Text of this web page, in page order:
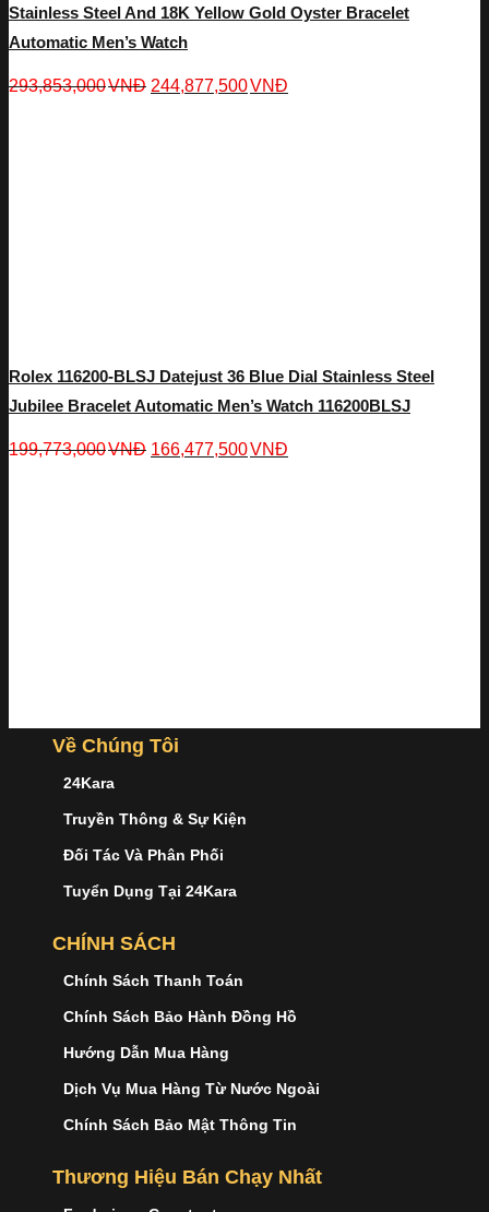
Stainless Steel And 18K Yellow Gold Oyster Bracelet
Automatic Men’s Watch
293,853,000VNĐ 244,877,500VNĐ
Rolex 116200-BLSJ Datejust 36 Blue Dial Stainless Steel
Jubilee Bracelet Automatic Men’s Watch 116200BLSJ
199,773,000VNĐ 166,477,500VNĐ
Về Chúng Tôi
24Kara
Truyền Thông & Sự Kiện
Đối Tác Và Phân Phối
Tuyển Dụng Tại 24Kara
CHÍNH SÁCH
Chính Sách Thanh Toán
Chính Sách Bảo Hành Đồng Hồ
Hướng Dẫn Mua Hàng
Dịch Vụ Mua Hàng Từ Nước Ngoài
Chính Sách Bảo Mật Thông Tin
Thương Hiệu Bán Chạy Nhất